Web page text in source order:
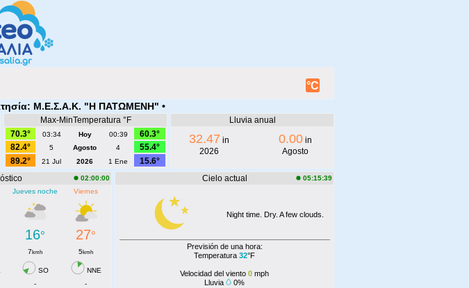
°C
Μ.Ε.Σ.Α.Κ. "Η ΠΑΤΩΜΕΝΗ" •
Max-MinTemperatura °F
70.3°
03:34 Hoy 00:39
60.3°
82.4°
5 Agosto 4
55.4°
89.2°
21 Jul 2026 1 Ene 15.6°
Lluvia anual
32.47 in
2026
0.00in
Agosto
02:00:00
Jueves noche Viernes
16° 27°
7kmh 5kmh
SO
NNE
-
-
Cielo actual 05:15:39
Night time. Dry. A few clouds.
Previsión de una hora:
Temperatura 32°F
Velocidad del viento 0 mph
Lluvia
0%